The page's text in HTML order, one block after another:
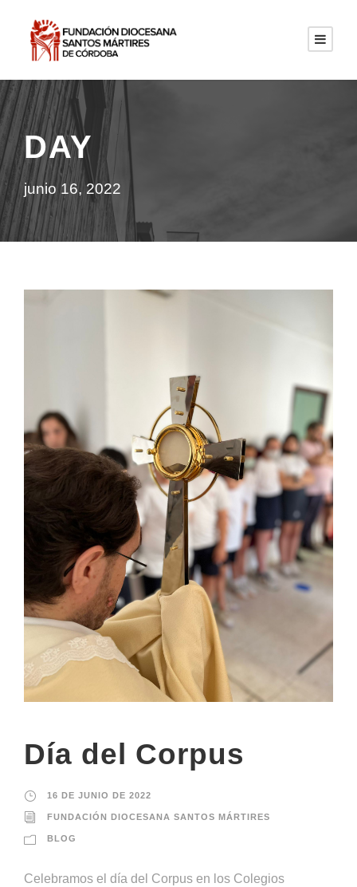
DAY
junio 16, 2022
Día del Corpus
16 DE JUNIO DE 2022
FUNDACIÓN DIOCESANA SANTOS MÁRTIRES
BLOG
Celebramos el día del Corpus en los Colegios